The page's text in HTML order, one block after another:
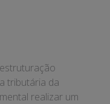
tributária da
realizar um